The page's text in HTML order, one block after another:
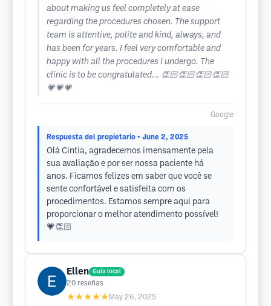
about making us feel completely at ease
regarding the procedures chosen. The support
team is attentive, polite and kind, always, and
has been for years. I feel very comfortable and
happy with all the procedures I undergo. The
clinic is to be congratulated... 👏🏻👏🏻👏🏻👏🏻
💗💗💗
Google
Respuesta del propietario • June 2, 2025
Olá Cintia, agradecemos imensamente pela
sua avaliação e por ser nossa paciente há
anos. Ficamos felizes em saber que você se
sente confortável e satisfeita com os
procedimentos. Estamos sempre aqui para
proporcionar o melhor atendimento possível!
💗👏🏻
Ellen Guía local
20 reseñas
★★★★★ May 26, 2025